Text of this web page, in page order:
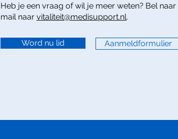
Heb je een vraag of wil je meer weten? Bel naar
mail naar vitaliteit@medisupport.nl.
Word nu lid Aanmeldformulier